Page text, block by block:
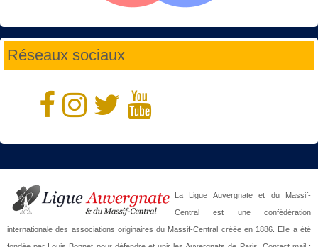
Réseaux sociaux
La Ligue Auvergnate et du Massif-
Central est une confédération
internationale des associations originaires du Massif-Central créée en 1886. Elle a été